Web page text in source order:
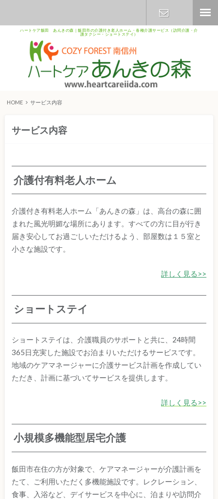
ハートケア飯田 あんきの森｜飯田市の介護付き老人ホーム・各種介護サービス（訪問介護・介
護タクシー・ショートステイ）
せ
HOME サービス内容
サービス内容
介護付有料老人ホーム
介護付き有料老人ホーム「あんきの森」は、高台の森に囲
まれた風光明媚な場所にあります。すべての方に目が行き
届き安心してお過ごしいただけるよう、部屋数は１５室と
小さな施設です。
詳しく見る>>
ショートステイ
ショートステイは、介護職員のサポートと共に、24時間
365日充実した施設でお泊まりいただけるサービスです。
地域のケアマネージャーに介護サービス計画を作成してい
ただき、計画に基づいてサービスを提供します。
詳しく見る>>
小規模多機能型居宅介護
飯田市在住の方が対象で、ケアマネージャーが介護計画を
たて、ご利用いただく多機能施設です。レクレーション、
食事、入浴など、デイサービスを中心に、泊まりや訪問介